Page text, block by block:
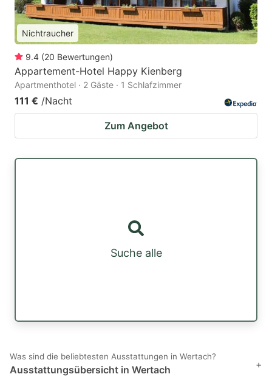
Nichtraucher
9.4 (20 Bewertungen)
Appartement-Hotel Happy Kienberg
Apartmenthotel · 2 Gäste · 1 Schlafzimmer
111 € /Nacht
Zum Angebot
Suche alle
Was sind die beliebtesten Ausstattungen in Wertach?
Ausstattungsübersicht in Wertach +